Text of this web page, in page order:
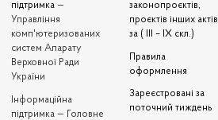
підтримка —
Управління
комп'ютеризованих
систем Апарату
Верховної Ради
України
Iнформаційна
підтримка — Головне
законопроєктів,
проєктів інших актів
за ( III – IX скл.)
Правила
оформлення
Зареєстровані за
поточний тиждень